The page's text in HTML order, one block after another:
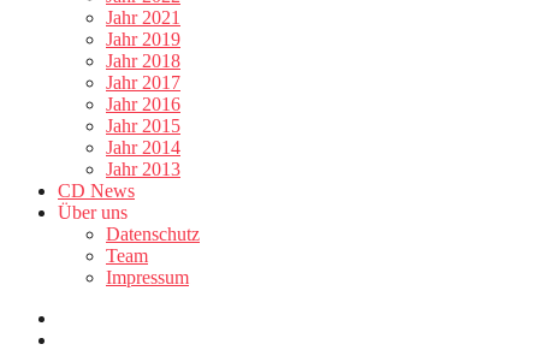
Jahr 2021
Jahr 2019
Jahr 2018
Jahr 2017
Jahr 2016
Jahr 2015
Jahr 2014
Jahr 2013
CD News
Über uns
Datenschutz
Team
Impressum